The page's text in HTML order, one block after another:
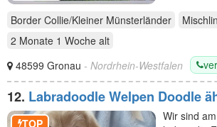
Border Collie/Kleiner Münsterländer
2 Monate 1 Woche alt
48599 Gronau - Nordrhein-Westfalen
12. Labradoodle Welpen Doodle
Goldendoodle F1 Medium -
TOP
Wir sind